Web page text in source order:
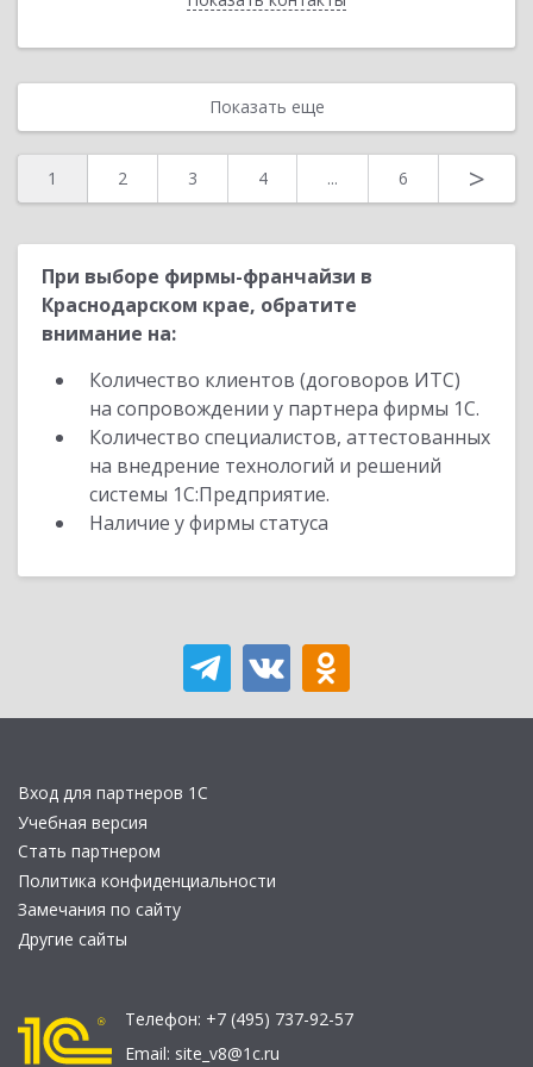
Показать еще
1 2 3 4 ... 6 >
При выборе фирмы-франчайзи в
Краснодарском крае, обратите
внимание на:
Количество клиентов (договоров ИТС)
на сопровождении у партнера фирмы 1С.
Количество специалистов, аттестованных
на внедрение технологий и решений
системы 1С:Предприятие.
Наличие у фирмы статуса
Вход для партнеров 1С
Учебная версия
Стать партнером
Политика конфиденциальности
Замечания по сайту
Другие сайты
Телефон: +7 (495) 737-92-57
Email: site_v8@1c.ru